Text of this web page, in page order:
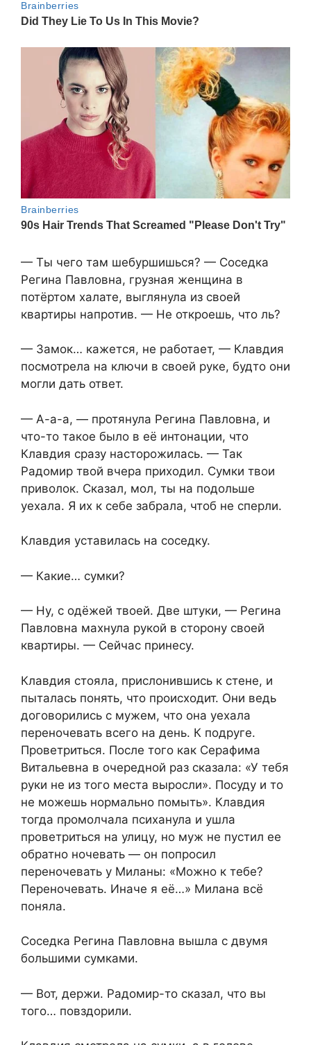
— Ты чего там шебуршишься? — Соседка
Регина Павловна, грузная женщина в
потёртом халате, выглянула из своей
квартиры напротив. — Не откроешь, что ль?
— Замок… кажется, не работает, — Клавдия
посмотрела на ключи в своей руке, будто они
могли дать ответ.
— А-а-а, — протянула Регина Павловна, и
что-то такое было в её интонации, что
Клавдия сразу насторожилась. — Так
Радомир твой вчера приходил. Сумки твои
приволок. Сказал, мол, ты на подольше
уехала. Я их к себе забрала, чтоб не сперли.
Клавдия уставилась на соседку.
— Какие… сумки?
— Ну, с одёжей твоей. Две штуки, — Регина
Павловна махнула рукой в сторону своей
квартиры. — Сейчас принесу.
Клавдия стояла, прислонившись к стене, и
пыталась понять, что происходит. Они ведь
договорились с мужем, что она уехала
переночевать всего на день. К подруге.
Проветриться. После того как Серафима
Витальевна в очередной раз сказала: «У тебя
руки не из того места выросли». Посуду и то
не можешь нормально помыть». Клавдия
тогда промолчала психанула и ушла
проветриться на улицу, но муж не пустил ее
обратно ночевать — он попросил
переночевать у Миланы: «Можно к тебе?
Переночевать. Иначе я её…» Милана всё
поняла.
Соседка Регина Павловна вышла с двумя
большими сумками.
— Вот, держи. Радомир-то сказал, что вы
того… повздорили.